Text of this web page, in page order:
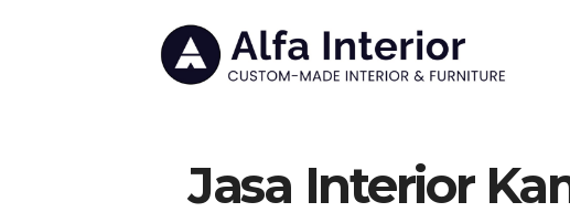
Jasa Interior